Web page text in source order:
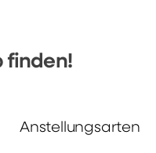
finden!
Anstellungsarten